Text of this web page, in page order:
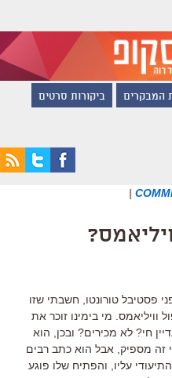
המבקרים ביקורות סרטים
|
פסטיבל טורונטו, חשבתי שזו
וויליאמס. מי בימינו זוכר את
חי? לא מכירים? ובכן, הוא
זה מספיק, אבל הוא כתב רבים
עליו, והפתיח שלו פוגע